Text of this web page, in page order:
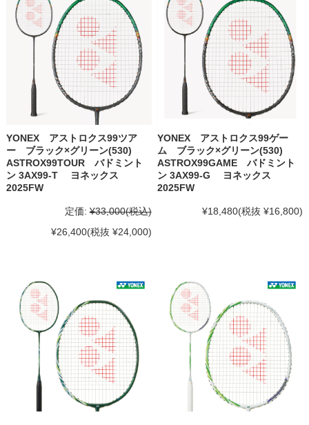
YONEX アストロクス99ツア
ー ブラック×グリーン(530)
ASTROX99TOUR バドミント
ン 3AX99-T ヨネックス
2025FW
定価: ¥33,000(税込)
¥26,400(税抜 ¥24,000)
YONEX アストロクス99ゲー
ム ブラック×グリーン(530)
ASTROX99GAME バドミント
ン 3AX99-G ヨネックス
2025FW
¥18,480(税抜 ¥16,800)